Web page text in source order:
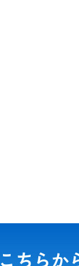
こちらか